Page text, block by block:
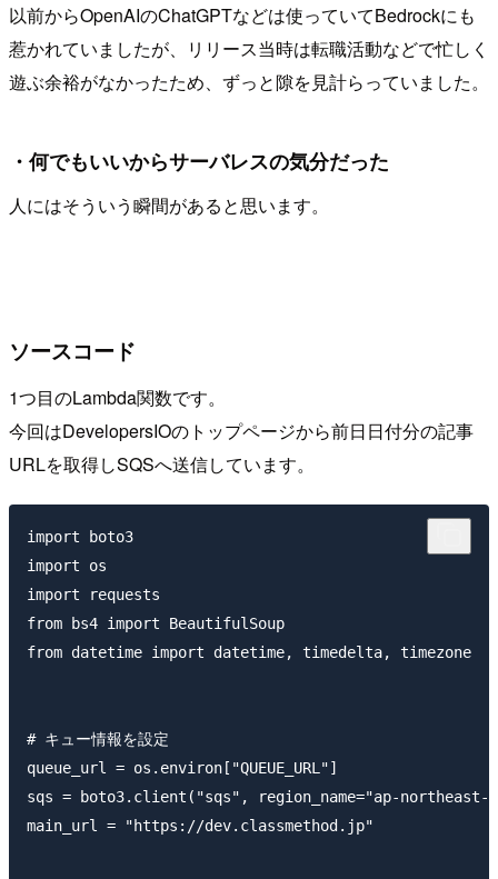
以前からOpenAIのChatGPTなどは使っていてBedrockにも
惹かれていましたが、リリース当時は転職活動などで忙しく
遊ぶ余裕がなかったため、ずっと隙を見計らっていました。
・何でもいいからサーバレスの気分だった
人にはそういう瞬間があると思います。
ソースコード
1つ目のLambda関数です。
今回はDevelopersIOのトップページから前日日付分の記事
URLを取得しSQSへ送信しています。
import boto3
import os
import requests
from bs4 import BeautifulSoup
from datetime import datetime, timedelta, timezone
# キュー情報を設定
queue_url = os.environ["QUEUE_URL"]
sqs = boto3.client("sqs", region_name="ap-northeast-
main_url = "https://dev.classmethod.jp"